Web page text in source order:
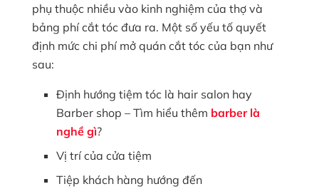
phụ thuộc nhiều vào kinh nghiệm của thợ và
bảng phí cắt tóc đưa ra. Một số yếu tố quyết
định mức chi phí mở quán cắt tóc của bạn như
sau:
Định hướng tiệm tóc là hair salon hay
Barber shop – Tìm hiểu thêm barber là
nghề gì?
Vị trí của cửa tiệm
Tiệp khách hàng hướng đến